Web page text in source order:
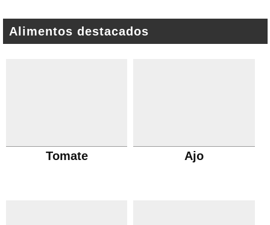
Alimentos destacados
Tomate Ajo